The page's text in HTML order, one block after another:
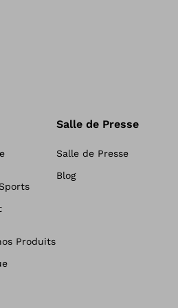
Produits
Salle de Presse
Salle de Presse
Blog